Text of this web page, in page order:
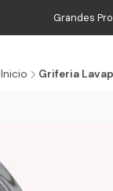
Grandes
Inicio Griferia